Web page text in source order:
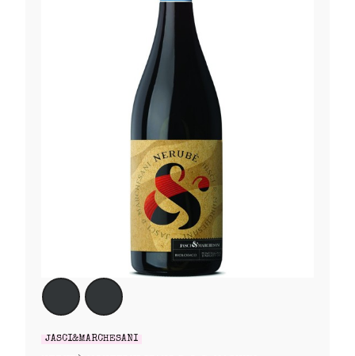
JASCI&MARCHESANI